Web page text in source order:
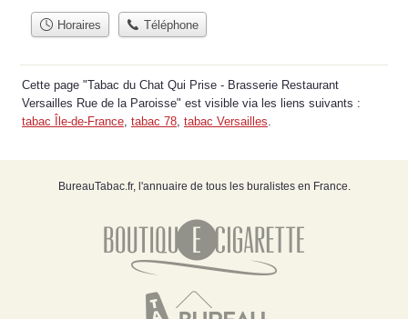
Horaires Téléphone
Cette page "Tabac du Chat Qui Prise - Brasserie Restaurant
Versailles Rue de la Paroisse" est visible via les liens suivants :
tabac Île-de-France tabac 78 tabac Versailles
BureauTabac.fr, l'annuaire de tous les buralistes en France.